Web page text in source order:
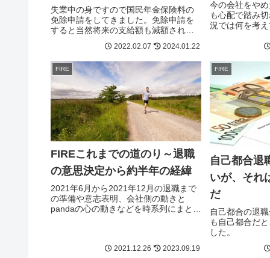
失業中の身ですので国民年金保険料の
免除申請をしてきました。免除申請を
すると当然将来の支給額も減額される
のですが、いったいいくらになるのか
試算してみました。また受給額を増や
すことができる繰り下げ受給について
は、どのくらい繰り下げれば最適なの
かについても考えてみます。
2022.02.07 2024.01.22
今の会社をや
も心配で踏み
況では何を考
在の年齢での
FIRE
FIREこれまでの道のり～退職
の意思決定から約半年の経緯
2021年6月から2021年12月の退職まで
の準備や意志表明、会社側の動きと
pandaの心の動きなどを時系列にまとめ
ていくことに全集中です。
2021.12.26 2023.09.19
FIRE
自己都合退
いが、それ
だ
自己都合の退
も自己都合だ
した。